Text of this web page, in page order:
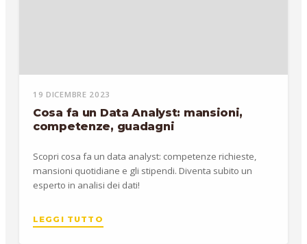
19 DICEMBRE 2023
Cosa fa un Data Analyst: mansioni,
competenze, guadagni
Scopri cosa fa un data analyst: competenze richieste,
mansioni quotidiane e gli stipendi. Diventa subito un
esperto in analisi dei dati!
LEGGI TUTTO